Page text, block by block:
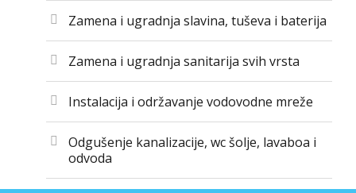
Zamena i ugradnja slavina, tuševa i baterija
Zamena i ugradnja sanitarija svih vrsta
Instalacija i održavanje vodovodne mreže
Odgušenje kanalizacije, wc šolje, lavaboa i
odvoda